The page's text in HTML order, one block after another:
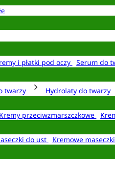
i płatki pod oczy Serum do
twarzy Hydrolaty do twarzy
Kremy przeciwzmarszczkowe
do ust
Kremowe